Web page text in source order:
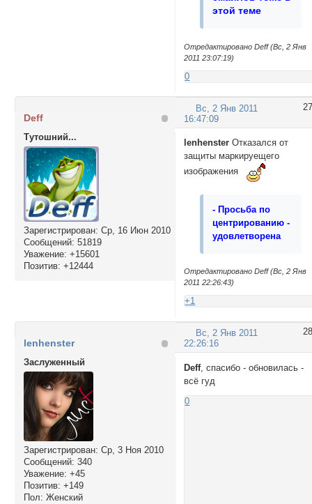
этой теме
Отредактировано Deff (Вс, 2 Янв
2011 23:07:19)
0
27
Вс, 2 Янв 2011
16:47:09
Deff
Тутошний...
Зарегистрирован: Ср, 16 Июн 2010
Сообщений: 51819
Уважение: +15601
Позитив: +12444
lenhenster Отказался от
защиты маркируещего
изображения
- Просьба по
центрированию -
удовлетворена
Отредактировано Deff (Вс, 2 Янв
2011 22:26:43)
+1
28
Вс, 2 Янв 2011
22:26:16
lenhenster
Заслуженный
Зарегистрирован: Ср, 3 Ноя 2010
Сообщений: 340
Уважение: +45
Позитив: +149
Пол: Женский
Deff, спасибо - обновилась -
всё гуд
0